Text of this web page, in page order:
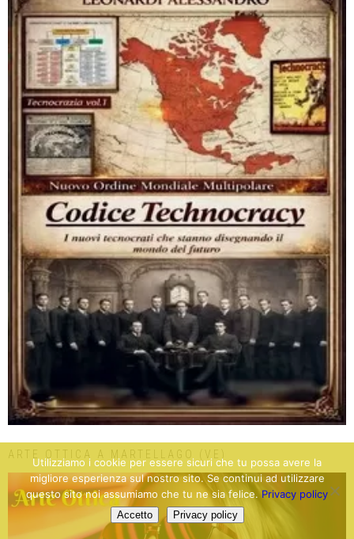
ARTE OTTICA A MARTELLAGO (VE)
Utilizziamo i cookie per essere sicuri che tu possa avere la
migliore esperienza sul nostro sito. Se continui ad utilizzare
questo sito noi assumiamo che tu ne sia felice.Privacy policy
Accetto Privacy policy